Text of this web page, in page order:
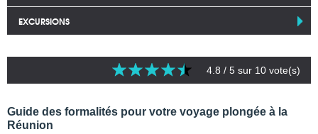
EXCURSIONS
4.8 / 5 sur 10 vote(s)
Guide des formalités pour votre voyage plongée à la
Réunion